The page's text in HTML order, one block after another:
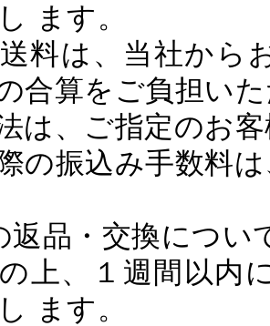
ます。
送料は、当社か
合算をご負担い
は、ご指定のお
の振込み手数料
返品・交換につい
の上、１週間以
ます。